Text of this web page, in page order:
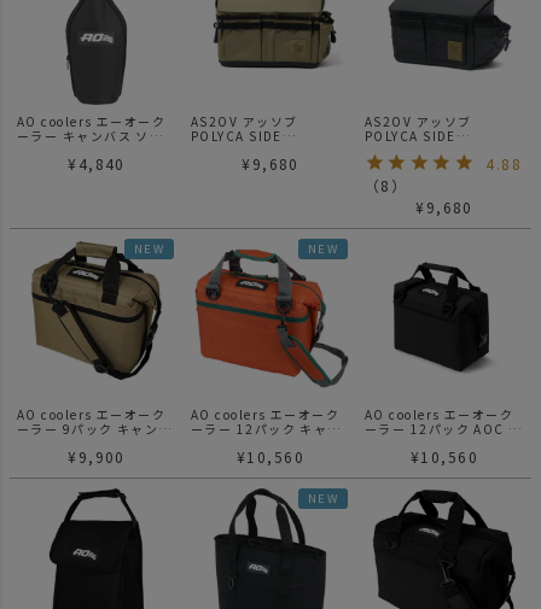
AO coolers エーオーク
ーラー キャンバス ソフ
¥ 4,840
AS2OV アッソブ
POLYCA SIDE
テナ KHAKI
¥ 9,680
AS2OV アッソブ
POLYCA SIDE
CONTAINER マルチコン
テナ BLACK
4.88
（8 ）
¥ 9,680
NEW
AO coolers エーオーク
ーラー 9パック キャンバ
ドトープ¥ 9,900
NEW
AO coolers エーオーク
ーラー 12パック キャン
ーントオーカー
¥10,560
AO coolers エーオーク
ーラー 12パック AOC パ
クーラー
¥10,560
NEW